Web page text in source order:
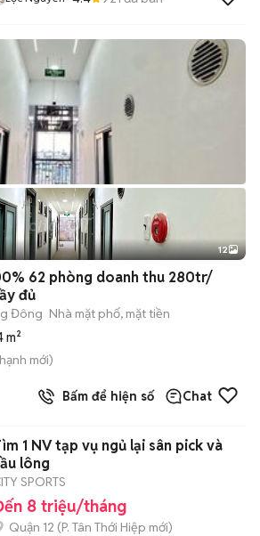
+2
12
280tr/
đủ
Đông Nhà mặt phố, mặt tiền
m²
mới)
Bấm để hiện số Chat
1 NV tạp vụ ngủ lại sân pick và
lông
SPORTS
8 triệu/tháng
Quận 12 (P. Tân Thới Hiệp mới)